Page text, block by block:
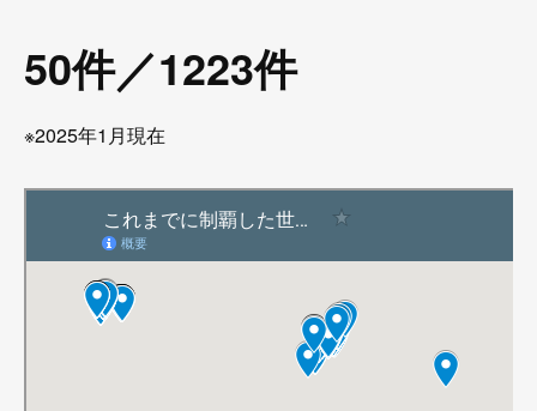
50件／1223件
※2025年1月現在